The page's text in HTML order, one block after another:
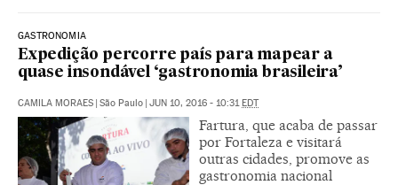
GASTRONOMIA
Expedição percorre país para mapear a
quase insondável ‘gastronomia brasileira’
CAMILA MORAES | São Paulo | JUN 10, 2016 - 10:31EDT
Fartura, que acaba de passar
por Fortaleza e visitará
outras cidades, promove as
gastronomia nacional